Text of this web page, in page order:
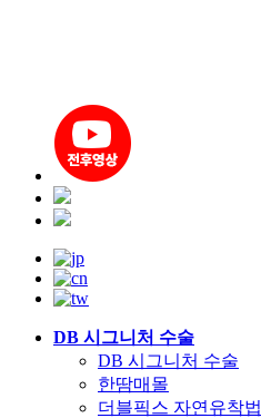
DB 시그니처 수술
DB 시그니처 수술
한땀매몰
더블픽스 자연유착법